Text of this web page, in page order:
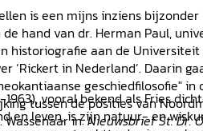
is een mijns inziens
hand van dr. Herman Paul,
historiografie aan de Universiteit
‘Rickert in Nederland’. Daarin
geschiedfilosofie"
tussen de posities van
Wassenaar in:Nieuwsbrief St. Dr.
1963), vooral bekend als Fries
en leven, is zijn natuur- en